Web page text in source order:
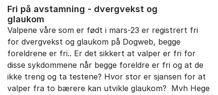
Fri på avstamning - dvergvekst og
glaukom
Valpene våre som er født i mars-23 er registrert fri
for dvergvekst og glaukom på Dogweb, begge
foreldrene er fri.. Er det sikkert at valper er fri for
disse sykdommene når begge foreldre er fri og at de
ikke treng og ta testene? Hvor stor er sjansen for at
valper fra to bærere kan utvikle glaukom? Mvh Hege